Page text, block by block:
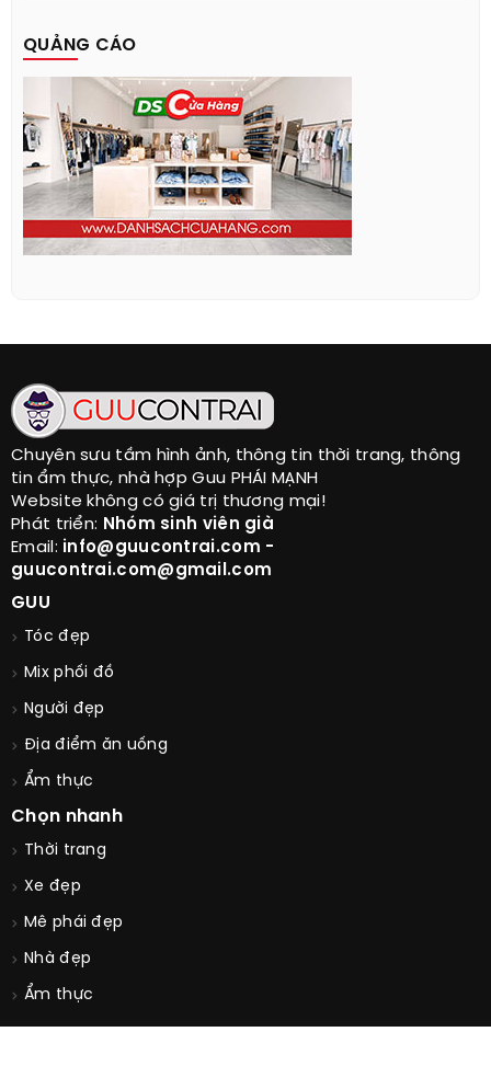
QUẢNG CÁO
Chuyên sưu tầm hình ảnh, thông tin thời trang, thông
tin ẩm thực, nhà hợp Guu PHÁI MẠNH
Website không có giá trị thương mại!
Phát triển: Nhóm sinh viên già
Email: info@guucontrai.com -
guucontrai.com@gmail.com
GUU
Tóc đẹp
Mix phối đồ
Người đẹp
Địa điểm ăn uống
Ẩm thực
Chọn nhanh
Thời trang
Xe đẹp
Mê phái đẹp
Nhà đẹp
Ẩm thực